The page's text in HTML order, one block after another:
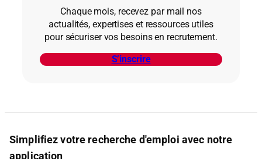
Chaque mois, recevez par mail nos
actualités, expertises et ressources utiles
pour sécuriser vos besoins en recrutement.
S’inscrire